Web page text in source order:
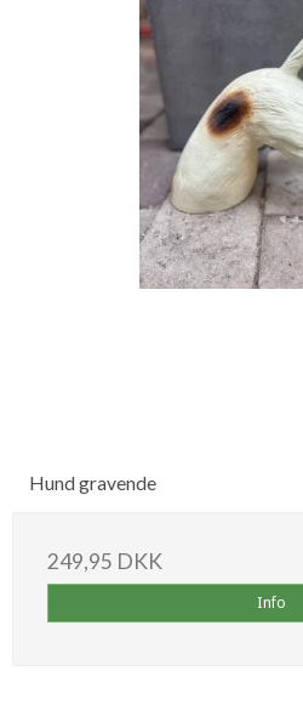
Hund gravende
249,95 DKK
Info